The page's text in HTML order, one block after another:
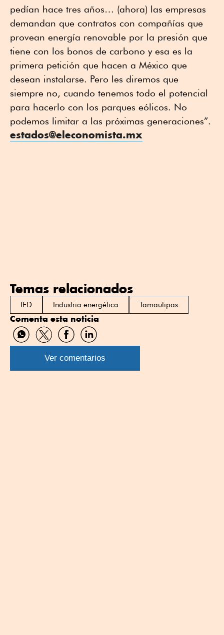
pedían hace tres años… (ahora) las empresas
demandan que contratos con compañías que
provean energía renovable por la presión que
tiene con los bonos de carbono y esa es la
primera petición que hacen a México que
desean instalarse. Pero les diremos que
siempre no, cuando tenemos todo el potencial
para hacerlo con los parques eólicos. No
podemos limitar a las próximas generaciones”.
estados@eleconomista.mx
Temas relacionados
IED Industria energética Tamaulipas
Comenta esta noticia
Compartir
por
WhatsApp
Compartir
por
Twitter
Compartir
por
Facebook
Compartir
por
Linkedin
Ver comentarios